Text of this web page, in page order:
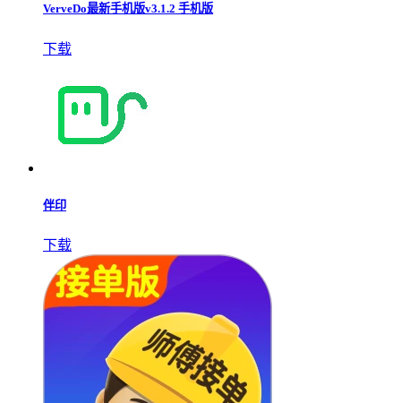
VerveDo最新手机版v3.1.2 手机版
下载
伴印
下载